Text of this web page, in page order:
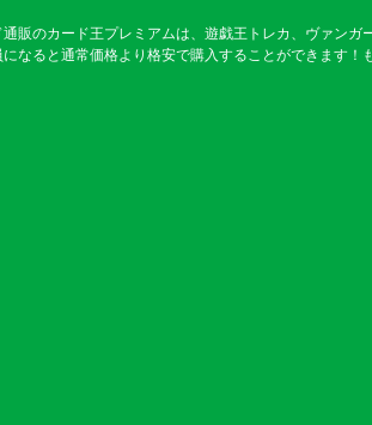
通販のカード王プレミアムは、遊戯王トレカ、ヴァン
なると通常価格より格安で購入することができます